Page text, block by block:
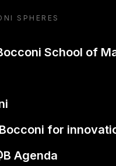
SPHERES
School of
for
Agenda